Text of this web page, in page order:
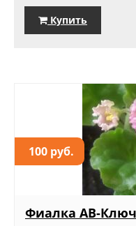
Купить
100 руб.
Фиалка АВ-